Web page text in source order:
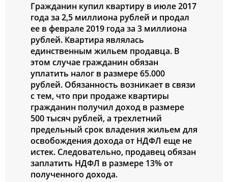
Гражданин купил квартиру в июле 2017
года за 2,5 миллиона рублей и продал
ее в феврале 2019 года за 3 миллиона
рублей. Квартира являлась
единственным жильем продавца. В
этом случае гражданин обязан
уплатить налог в размере 65.000
рублей. Обязанность возникает в связи
с тем, что при продаже квартиры
гражданин получил доход в размере
500 тысяч рублей, а трехлетний
предельный срок владения жильем для
освобождения дохода от НДФЛ еще не
истек. Следовательно, продавец обязан
заплатить НДФЛ в размере 13% от
полученного дохода.